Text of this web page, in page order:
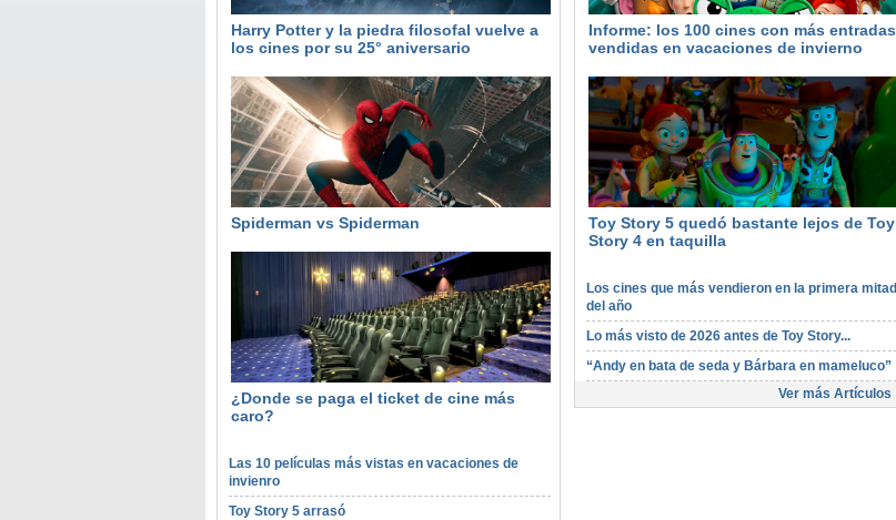
Harry Potter y la piedra filosofal vuelve a
los cines por su 25° aniversario
Spiderman vs Spiderman
¿Donde se paga el ticket de cine más
caro?
Las 10 películas más vistas en vacaciones de
invienro
Toy Story 5 arrasó
Informe: los 100 cines con más entradas
vendidas en vacaciones de invierno
Toy Story 5 quedó bastante lejos de Toy
Story 4 en taquilla
Los cines que más vendieron en la primera mitad
del año
Lo más visto de 2026 antes de Toy Story...
“Andy en bata de seda y Bárbara en mameluco”
Ver más Artículos